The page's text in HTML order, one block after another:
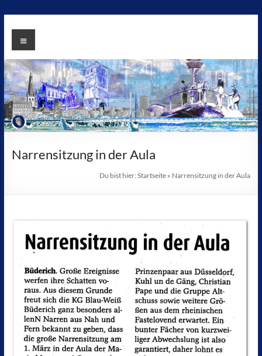
Inhalt
springen
KG
Blau
Weiss
Büderich
1958
e.V
Menü
Narrensitzung in der Aula
Du bist hier:Startseite » Narrensitzung in der Aula